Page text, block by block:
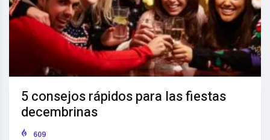
5 consejos rápidos para las fiestas
decembrinas
609